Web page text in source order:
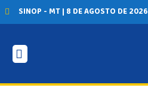
SINOP - MT | 8 DE AGOSTO DE 2026